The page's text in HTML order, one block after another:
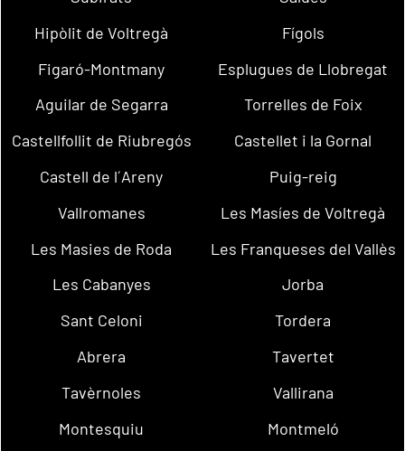
Hipòlit de Voltregà
Fígols
Figaró-Montmany
Esplugues de Llobregat
Aguilar de Segarra
Torrelles de Foix
Castellfollit de Riubregós
Castellet i la Gornal
Castell de l´Areny
Puig-reig
Vallromanes
Les Masíes de Voltregà
Les Masies de Roda
Les Franqueses del Vallès
Les Cabanyes
Jorba
Sant Celoni
Tordera
Abrera
Tavertet
Tavèrnoles
Vallirana
Montesquiu
Montmeló